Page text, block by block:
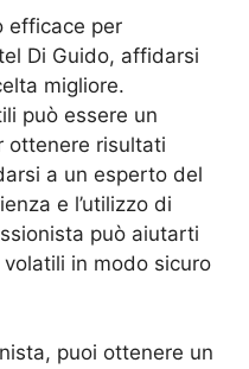
efficace per
Di Guido, affidarsi
migliore.
può essere un
ottenere risultati
a un esperto del
e l’utilizzo di
può aiutarti
in modo sicuro
puoi ottenere un